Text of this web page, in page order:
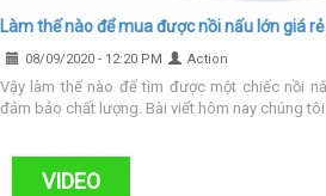
Làm thế nào để mua được nồi nấu lớn giá
08/09/2020 - 12:20 PM Action
Vậy làm thế nào để tìm được một chiếc nồi
đảm bảo chất lượng. Bài viết hôm nay chúng
VIDEO